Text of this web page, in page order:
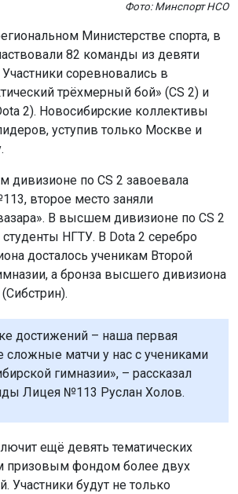
Фото: Минспорт НСО
Министерстве спорта, в
82 команды из девяти
соревновались в
трёхмерный бой» (CS 2) и
2). Новосибирские коллективы
уступив только Москве и
дивизионе по CS 2 завоевала
второе место заняли
В высшем дивизионе по CS 2
НГТУ. В Dota 2 серебро
досталось ученикам Второй
а бронза высшего дивизиона
достижений – наша первая
сложные матчи у нас с учениками
гимназии», – рассказал
Лицея №113 Руслан Холов.
ещё девять тематических
призовым фондом более двух
Участники будут не только